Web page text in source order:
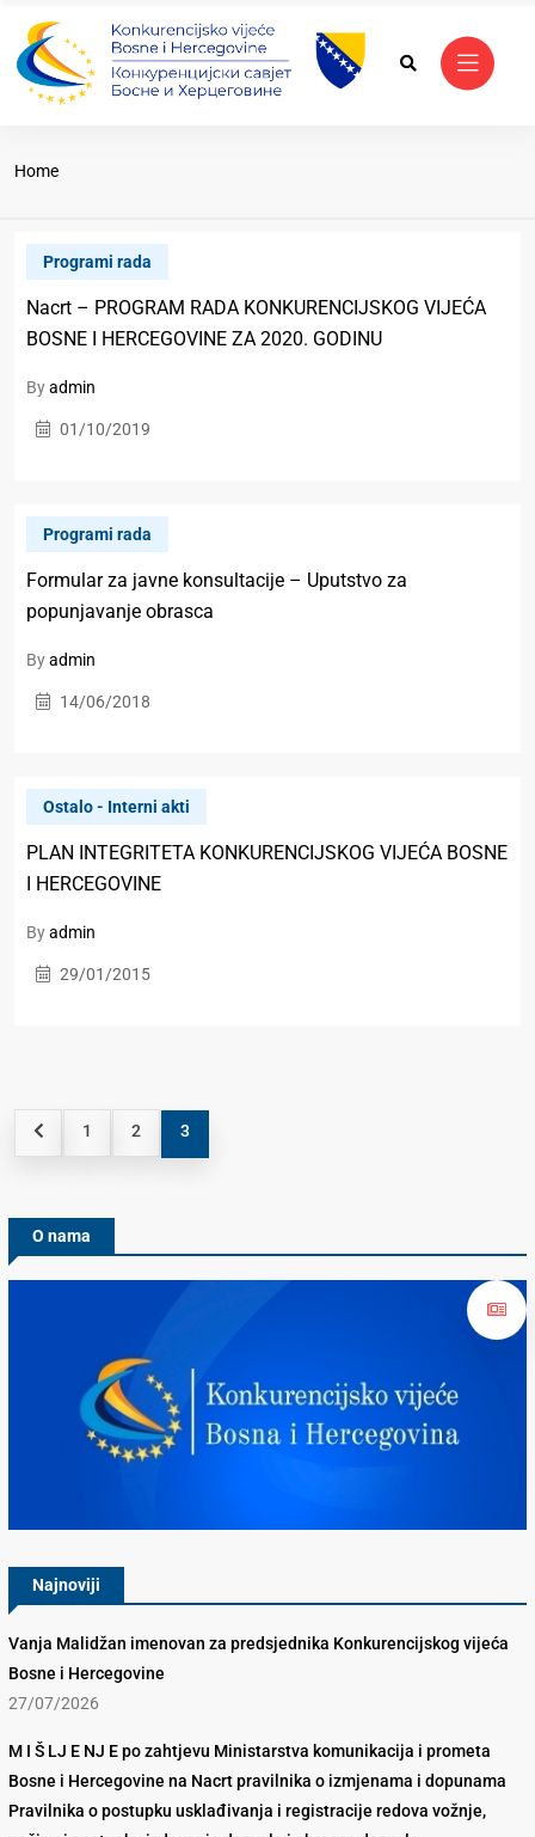
Home
Programi rada
Nacrt – PROGRAM RADA KONKURENCIJSKOG VIJEĆA
BOSNE I HERCEGOVINE ZA 2020. GODINU
Byadmin
01/10/2019
Programi rada
Formular za javne konsultacije – Uputstvo za
popunjavanje obrasca
Byadmin
14/06/2018
Ostalo - Interni akti
PLAN INTEGRITETA KONKURENCIJSKOG VIJEĆA BOSNE
I HERCEGOVINE
Byadmin
29/01/2015
1 2 3
O nama
Najnoviji
Vanja Malidžan imenovan za predsjednika Konkurencijskog vijeća
Bosne i Hercegovine
27/07/2026
M I Š LJ E NJ E po zahtjevu Ministarstva komunikacija i prometa
Bosne i Hercegovine na Nacrt pravilnika o izmjenama i dopunama
Pravilnika o postupku usklađivanja i registracije redova vožnje,